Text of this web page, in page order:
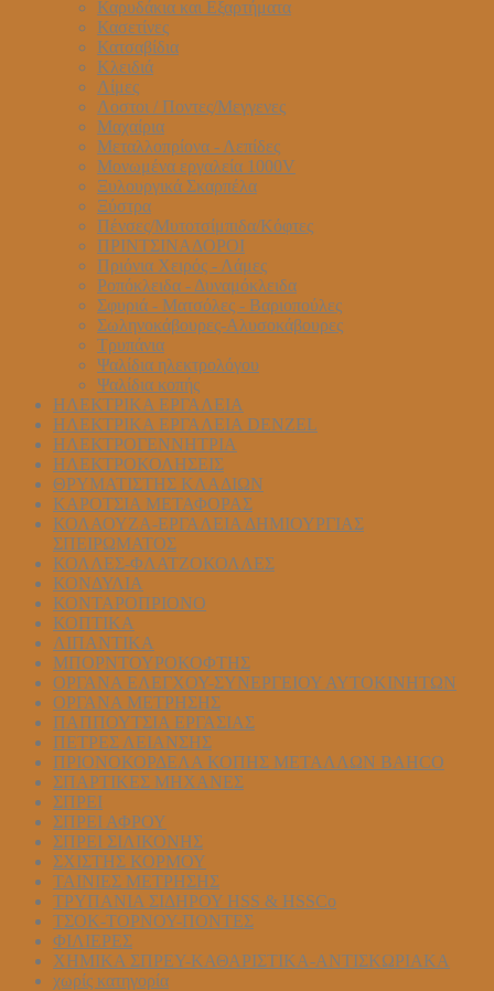
Καρυδάκια και Εξαρτήματα
Κασετίνες
Κατσαβίδια
Κλειδιά
Λίμες
Λοστοι / Ποντες/Μεγγενες
Μαχαίρια
Μεταλλοπρίονα - Λεπίδες
Μονωμένα εργαλεία 1000V
Ξυλουργικά Σκαρπέλα
Ξύστρα
Πένσες/Μυτοτσίμπιδα/Κόφτες
ΠΡΙΝΤΣΙΝΑΔΟΡΟΙ
Πριόνια Χειρός - Λάμες
Ροπόκλειδα - Δυναμόκλειδα
Σφυριά - Ματσόλες - Βαριοπούλες
Σωληνοκάβουρες-Αλυσοκάβουρες
Τρυπάνια
Ψαλίδια ηλεκτρολόγου
Ψαλίδια κοπής
ΗΛΕΚΤΡΙΚΑ ΕΡΓΑΛΕΙΑ
ΗΛΕΚΤΡΙΚΑ ΕΡΓΑΛΕΙΑ DENZEL
ΗΛΕΚΤΡΟΓΕΝΝΗΤΡΙΑ
ΗΛΕΚΤΡΟΚΟΛΗΣΕΙΣ
ΘΡΥΜΑΤΙΣΤΗΣ ΚΛΑΔΙΩΝ
ΚΑΡΟΤΣΙΑ ΜΕΤΑΦΟΡΑΣ
ΚΟΛΑΟΥΖΑ-ΕΡΓΑΛΕΙΑ ΔΗΜΙΟΥΡΓΙΑΣ
ΣΠΕΙΡΩΜΑΤΟΣ
ΚΟΛΛΕΣ-ΦΛΑΤΖΟΚΟΛΛΕΣ
ΚΟΝΔΥΛΙΑ
ΚΟΝΤΑΡΟΠΡΙΟΝΟ
ΚΟΠΤΙΚΑ
ΛΙΠΑΝΤΙΚΑ
ΜΠΟΡΝΤΟΥΡΟΚΟΦΤΗΣ
ΟΡΓΑΝΑ ΕΛΕΓΧΟΥ-ΣYΝΕΡΓΕΙΟΥ ΑΥΤΟΚΙΝΗΤΩΝ
ΟΡΓΑΝΑ ΜΕΤΡΗΣΗΣ
ΠΑΠΠΟΥΤΣΙΑ ΕΡΓΑΣΙΑΣ
ΠΕΤΡΕΣ ΛΕΙΑΝΣΗΣ
ΠΡΙΟΝΟΚΟΡΔΕΛΑ ΚΟΠΗΣ ΜΕΤΑΛΛΩΝ BAHCO
ΣΠΑΡΤΙΚΕΣ ΜΗΧΑΝΕΣ
ΣΠΡΕΙ
ΣΠΡΕΙ ΑΦΡΟΥ
ΣΠΡΕΙ ΣΙΛΙΚΟΝΗΣ
ΣΧΙΣΤΗΣ ΚΟΡΜΟΥ
ΤΑΙΝΙΕΣ ΜΕΤΡΗΣΗΣ
ΤΡΥΠΑΝΙΑ ΣΙΔΗΡΟΥ HSS & HSSCo
ΤΣΟΚ-ΤΟΡΝΟΥ-ΠΟΝΤΕΣ
ΦΙΛΙΕΡΕΣ
ΧΗΜΙΚΑ ΣΠΡΕΥ-ΚΑΘΑΡΙΣΤΙΚΑ-ΑΝΤΙΣΚΩΡΙΑΚΑ
χωρίς κατηγορία